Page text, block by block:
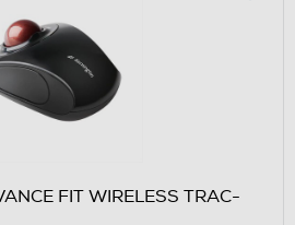
FIT WIRELESS TRAC-